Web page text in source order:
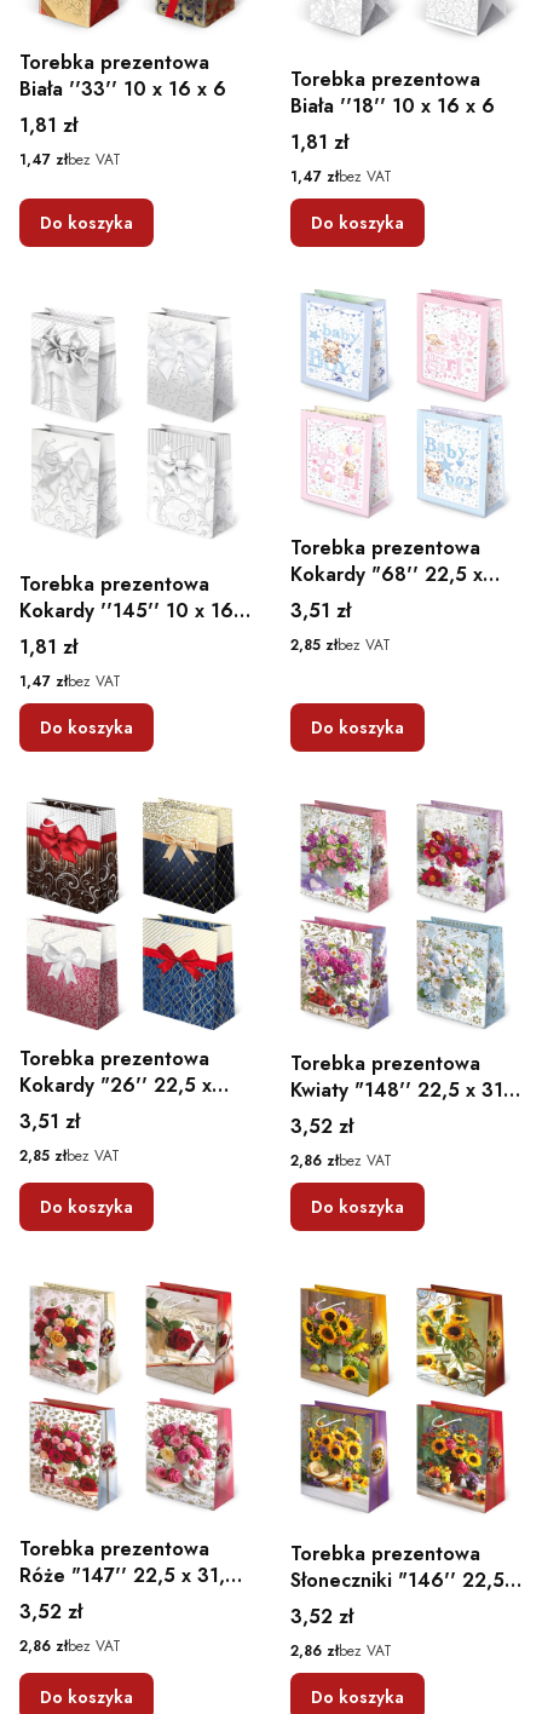
Torebka prezentowa
Biała ''33'' 10 x 16 x 6
Cena
1,81 zł
Cena
1,47 złbez VAT
Do koszyka
Torebka prezentowa
Biała ''18'' 10 x 16 x 6
Cena
1,81 zł
Cena
1,47 złbez VAT
Do koszyka
Torebka prezentowa
Kokardy ''145'' 10 x 16 x
6
Cena
1,81 zł
Cena
1,47 złbez VAT
Do koszyka
Torebka prezentowa
Kokardy "68'' 22,5 x
31,5 x 10,8
Cena
3,51 zł
Cena
2,85 złbez VAT
Do koszyka
Torebka prezentowa
Kokardy "26'' 22,5 x
31,5 x 10,8
Cena
3,51 zł
Cena
2,85 złbez VAT
Do koszyka
Torebka prezentowa
Kwiaty "148'' 22,5 x 31,5
x 10,8
Cena
3,52 zł
Cena
2,86 złbez VAT
Do koszyka
Torebka prezentowa
Róże "147'' 22,5 x 31,5
x 10,8
Cena
3,52 zł
Cena
2,86 złbez VAT
Do koszyka
Torebka prezentowa
Słoneczniki "146'' 22,5 x
31,5 x 10,8
Cena
3,52 zł
Cena
2,86 złbez VAT
Do koszyka